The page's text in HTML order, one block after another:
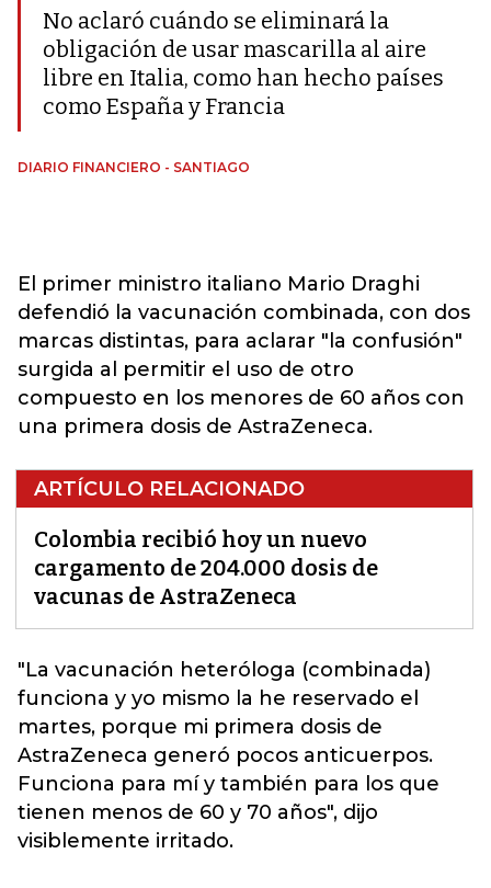
No aclaró cuándo se eliminará la
obligación de usar mascarilla al aire
libre en Italia, como han hecho países
como España y Francia
DIARIO FINANCIERO - SANTIAGO
El primer ministro italiano Mario Draghi
defendió la vacunación combinada, con dos
marcas distintas, para aclarar "la confusión"
surgida al permitir el uso de otro
compuesto en los menores de 60 años con
una primera dosis de AstraZeneca.
ARTÍCULO RELACIONADO
Colombia recibió hoy un nuevo
cargamento de 204.000 dosis de
vacunas de AstraZeneca
"La vacunación heteróloga (combinada)
funciona y yo mismo la he reservado el
martes, porque mi primera dosis de
AstraZeneca generó pocos anticuerpos.
Funciona para mí y también para los que
tienen menos de 60 y 70 años", dijo
visiblemente irritado.